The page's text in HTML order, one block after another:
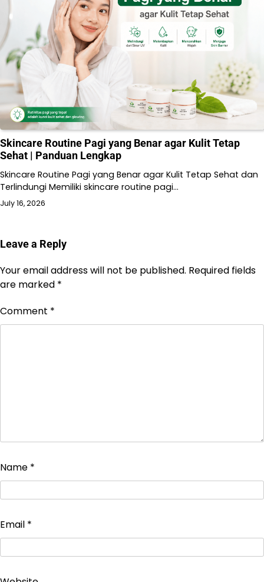
Skincare Routine Pagi yang Benar agar Kulit Tetap
Sehat | Panduan Lengkap
Skincare Routine Pagi yang Benar agar Kulit Tetap Sehat dan
Terlindungi Memiliki skincare routine pagi…
July 16, 2026
Leave a Reply
Your email address will not be published. Required fields
are marked *
Comment *
Name *
Email *